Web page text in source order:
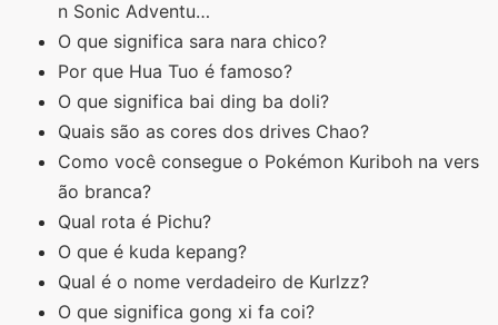
n Sonic Adventu…
O que significa sara nara chico?
Por que Hua Tuo é famoso?
O que significa bai ding ba doli?
Quais são as cores dos drives Chao?
Como você consegue o Pokémon Kuriboh na vers
ão branca?
Qual rota é Pichu?
O que é kuda kepang?
Qual é o nome verdadeiro de Kurlzz?
O que significa gong xi fa coi?